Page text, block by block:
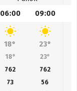
06:00 09:00
18° 23°
18° 23°
762 762
73 56